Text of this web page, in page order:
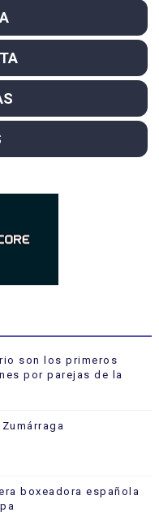
son los primeros
por parejas de la
boxeadora española